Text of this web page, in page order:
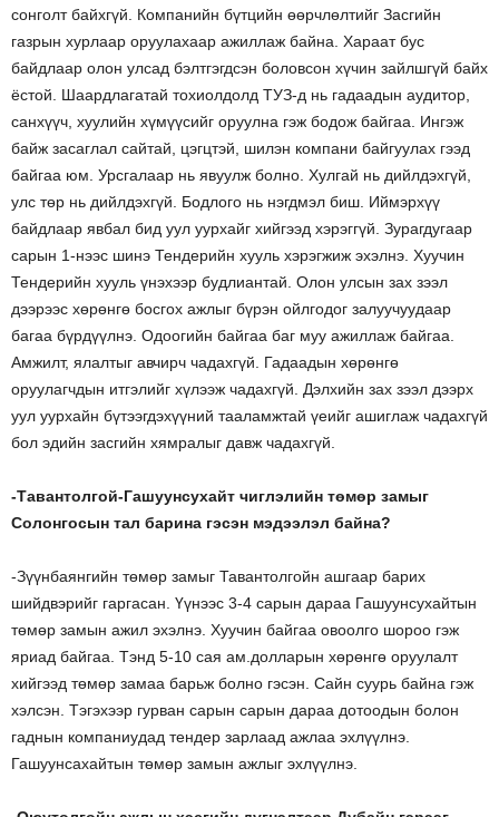
сонголт байхгүй. Компанийн бүтцийн өөрчлөлтийг Засгийн
газрын хурлаар оруулахаар ажиллаж байна. Хараат бус
байдлаар олон улсад бэлтгэгдсэн боловсон хүчин зайлшгүй байх
ёстой. Шаардлагатай тохиолдолд ТУЗ-д нь гадаадын аудитор,
санхүүч, хуулийн хүмүүсийг оруулна гэж бодож байгаа. Ингэж
байж засаглал сайтай, цэгцтэй, шилэн компани байгуулах гээд
байгаа юм. Урсгалаар нь явуулж болно. Хулгай нь дийлдэхгүй,
улс төр нь дийлдэхгүй. Бодлого нь нэгдмэл биш. Иймэрхүү
байдлаар явбал бид уул уурхайг хийгээд хэрэггүй. Зурагдугаар
сарын 1-нээс шинэ Тендерийн хууль хэрэгжиж эхэлнэ. Хуучин
Тендерийн хууль үнэхээр будлиантай. Олон улсын зах зээл
дээрээс хөрөнгө босгох ажлыг бүрэн ойлгодог залуучуудаар
багаа бүрдүүлнэ. Одоогийн байгаа баг муу ажиллаж байгаа.
Амжилт, ялалтыг авчирч чадахгүй. Гадаадын хөрөнгө
оруулагчдын итгэлийг хүлээж чадахгүй. Дэлхийн зах зээл дээрх
уул уурхайн бүтээгдэхүүний тааламжтай үеийг ашиглаж чадахгүй
бол эдийн засгийн хямралыг давж чадахгүй.
-Тавантолгой-Гашуунсухайт чиглэлийн төмөр замыг
Солонгосын тал барина гэсэн мэдээлэл байна?
-Зүүнбаянгийн төмөр замыг Тавантолгойн ашгаар барих
шийдвэрийг гаргасан. Үүнээс 3-4 сарын дараа Гашуунсухайтын
төмөр замын ажил эхэлнэ. Хуучин байгаа овоолго шороо гэж
яриад байгаа. Тэнд 5-10 сая ам.долларын хөрөнгө оруулалт
хийгээд төмөр замаа барьж болно гэсэн. Сайн суурь байна гэж
хэлсэн. Тэгэхээр гурван сарын сарын дараа дотоодын болон
гаднын компаниудад тендер зарлаад ажлаа эхлүүлнэ.
Гашуунсахайтын төмөр замын ажлыг эхлүүлнэ.